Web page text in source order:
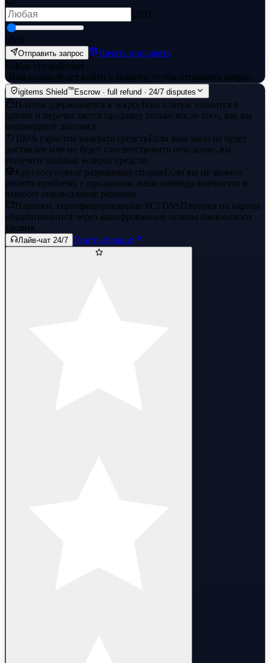
USD
0500
Отправить запрос
Начать продавать
Как это работает
· Вам нужно будет войти в аккаунт, чтобы отправить запрос.
igitems Shield™Escrow · full refund · 24/7 disputes
Платеж удерживается в эскроуВаш платеж хранится в
igitems и перечисляется продавцу только после того, как вы
подтвердите доставку.
100% гарантия возврата средствЕсли ваш заказ не будет
доставлен или не будет соответствовать описанию, вы
получите полный возврат средств.
Круглосуточное разрешение споровЕсли вы не можете
решить проблему с продавцом, наша команда вмешается и
вынесет справедливое решение.
Платежи, сертифицированные PCI DSSПлатежи по картам
обрабатываются через зашифрованные шлюзы банковского
уровня.
Лайв-чат 24/7 Узнать больше